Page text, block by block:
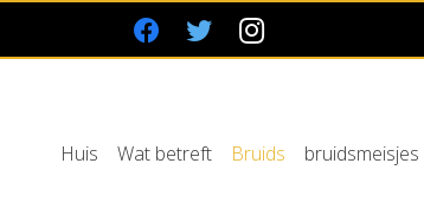
Huis Wat betreft Bruids bruidsmeisjes